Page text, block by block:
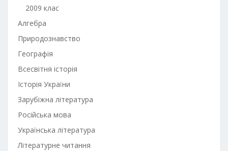
2009 клас
Алгебра
Природознавство
Географія
Всесвітня історія
Історія України
Зарубіжна література
Російська мова
Українська література
Літературне читання